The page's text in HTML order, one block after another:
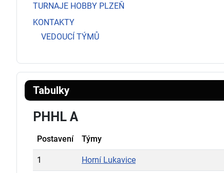
TURNAJE HOBBY PLZEŇ
KONTAKTY
VEDOUCÍ TÝMŮ
Tabulky
PHHL A
Postavení Týmy
1 Horní Lukavice